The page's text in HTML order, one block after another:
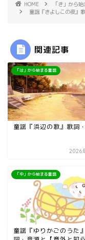
HOME
「き」から
童謡『きよしこの夜』
関連記事
「は」から始まる童謡
童謡『浜辺の歌』歌詞
2026
「ゆ」から始まる童謡
童謡『ゆりかごのうた